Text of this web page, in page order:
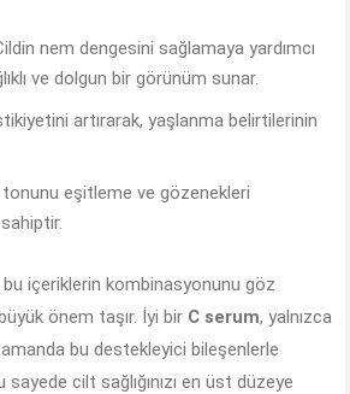
nem dengesini sağlamaya yardımcı
ve dolgun bir görünüm sunar.
artırarak, yaşlanma belirtilerinin
tonunu eşitleme ve gözenekleri
bu içeriklerin kombinasyonunu göz
önem taşır. İyi bir C serum, yalnızca
bu destekleyici bileşenlerle
cilt sağlığınızı en üst düzeye